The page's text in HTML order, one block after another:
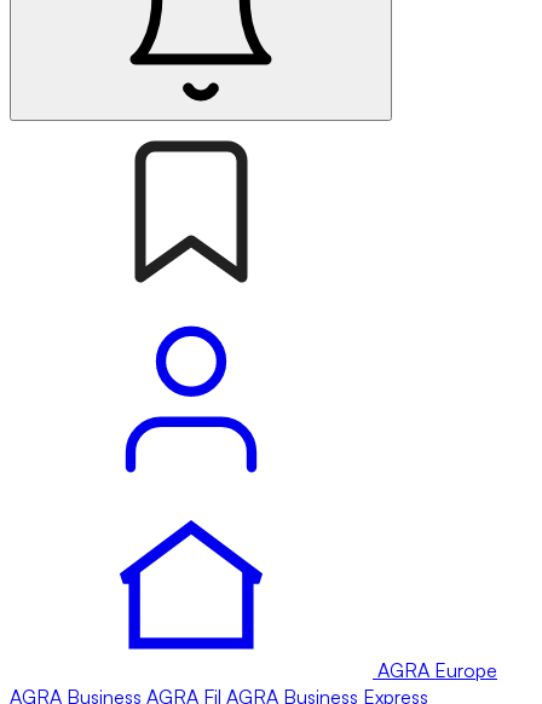
AGRA Europe
AGRA Business AGRA Fil AGRA Business Express